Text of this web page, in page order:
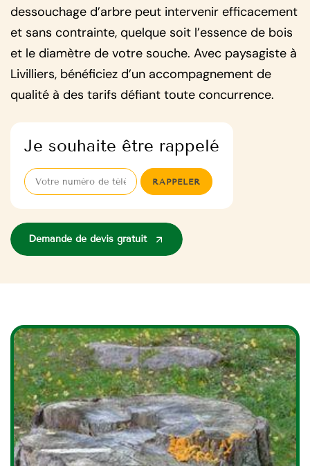
dessouchage d’arbre peut intervenir efficacement
et sans contrainte, quelque soit l’essence de bois
et le diamètre de votre souche. Avec paysagiste à
Livilliers, bénéficiez d’un accompagnement de
qualité à des tarifs défiant toute concurrence.
Je souhaite être rappelé
Demande de devis gratuit